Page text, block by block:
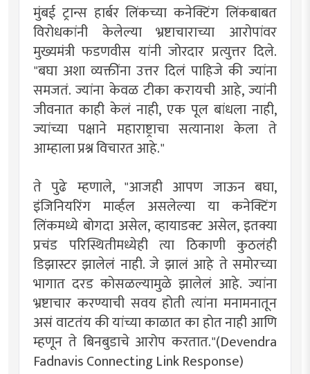
मुंबई ट्रान्स हार्बर लिंकच्या कनेक्टिंग लिंकबाबत
विरोधकांनी केलेल्या भ्रष्टाचाराच्या आरोपांवर
मुख्यमंत्री फडणवीस यांनी जोरदार प्रत्युत्तर दिले.
"बघा अशा व्यक्तींना उत्तर दिलं पाहिजे की ज्यांना
समजतं. ज्यांना केवळ टीका करायची आहे, ज्यांनी
जीवनात काही केलं नाही, एक पूल बांधला नाही,
ज्यांच्या पक्षाने महाराष्ट्राचा सत्यानाश केला ते
आम्हाला प्रश्न विचारत आहे."
ते पुढे म्हणाले, "आजही आपण जाऊन बघा,
इंजिनियरिंग मार्व्हल असलेल्या या कनेक्टिंग
लिंकमध्ये बोगदा असेल, व्हायाडक्ट असेल, इतक्या
प्रचंड परिस्थितीमध्येही त्या ठिकाणी कुठलंही
डिझास्टर झालेलं नाही. जे झालं आहे ते समोरच्या
भागात दरड कोसळल्यामुळे झालेलं आहे. ज्यांना
भ्रष्टाचार करण्याची सवय होती त्यांना मनामनातून
असं वाटतंय की यांच्या काळात का होत नाही आणि
म्हणून ते बिनबुडाचे आरोप करतात."(Devendra
Fadnavis Connecting Link Response)